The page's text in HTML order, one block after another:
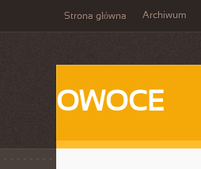
Strona główna Archiwum
OWOCE